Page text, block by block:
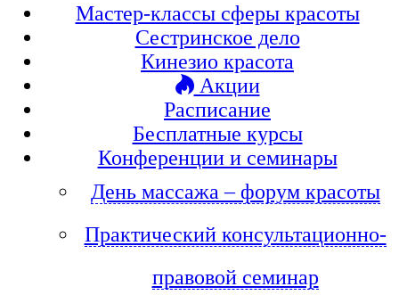
Мастер-классы сферы красоты
Сестринское дело
Кинезио красота
Акции
Расписание
Бесплатные курсы
Конференции и семинары
День массажа – форум красоты
Практический консультационно-
правовой семинар